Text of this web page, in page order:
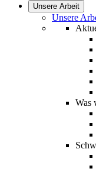
Unsere Arbeit
Unsere
Was